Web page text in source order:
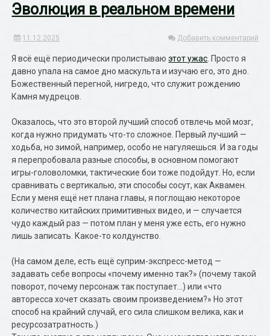
Эволюция в реальном времени
11.12.2025 Добавить комментарий
Я всё ещё периодически пролистываюэтот ужас . Просто я
давно упала на самое дно маскульта и изучаю его, это дно.
Божественный перегной, нигредо, что служит рождению
Камня мудрецов.
Оказалось, что это второй лучший способ отвлечь мой мозг,
когда нужно придумать что-то сложное. Первый лучший —
ходьба, но зимой, например, особо не нагуляешься. И за годы
я перепробовала разные способы, в основном помогают
игры-головоломки, тактические бои тоже подойдут. Но, если
сравнивать с вертикалью, эти способы сосут, как Аквамен.
Если у меня ещё нет плана главы, я поглощаю некоторое
количество китайских примитивных видео, и — случается
чудо каждый раз — потом план у меня уже есть, его нужно
лишь записать. Какое-то колдунство.
(На самом деле, есть ещё суприм-экспресс-метод —
задавать себе вопросы «почему именно так?» (почему такой
поворот, почему персонаж так поступает…) или «что
авторесса хочет сказать своим произведением?» Но этот
способ на крайний случай, его сила слишком велика, как и
ресурсозатратность.)